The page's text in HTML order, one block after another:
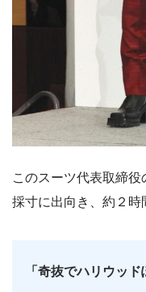
このスーツ代表取締
採寸に出向き、約２時
「奇抜でハリウッ